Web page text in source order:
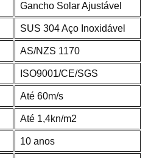
Gancho Solar Ajustável
SUS 304 Aço Inoxidável
AS/NZS 1170
ISO9001/CE/SGS
Até 60m/s
Até 1,4kn/m2
10 anos